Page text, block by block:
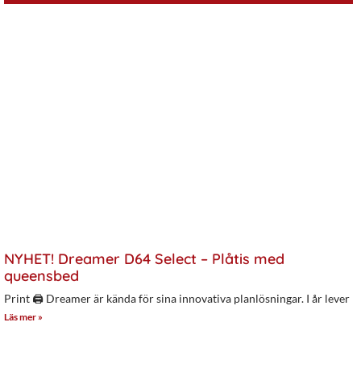
NYHET! Dreamer D64 Select – Plåtis med
queensbed
Print 🖨 Dreamer är kända för sina innovativa planlösningar. I år lever
Läs mer »